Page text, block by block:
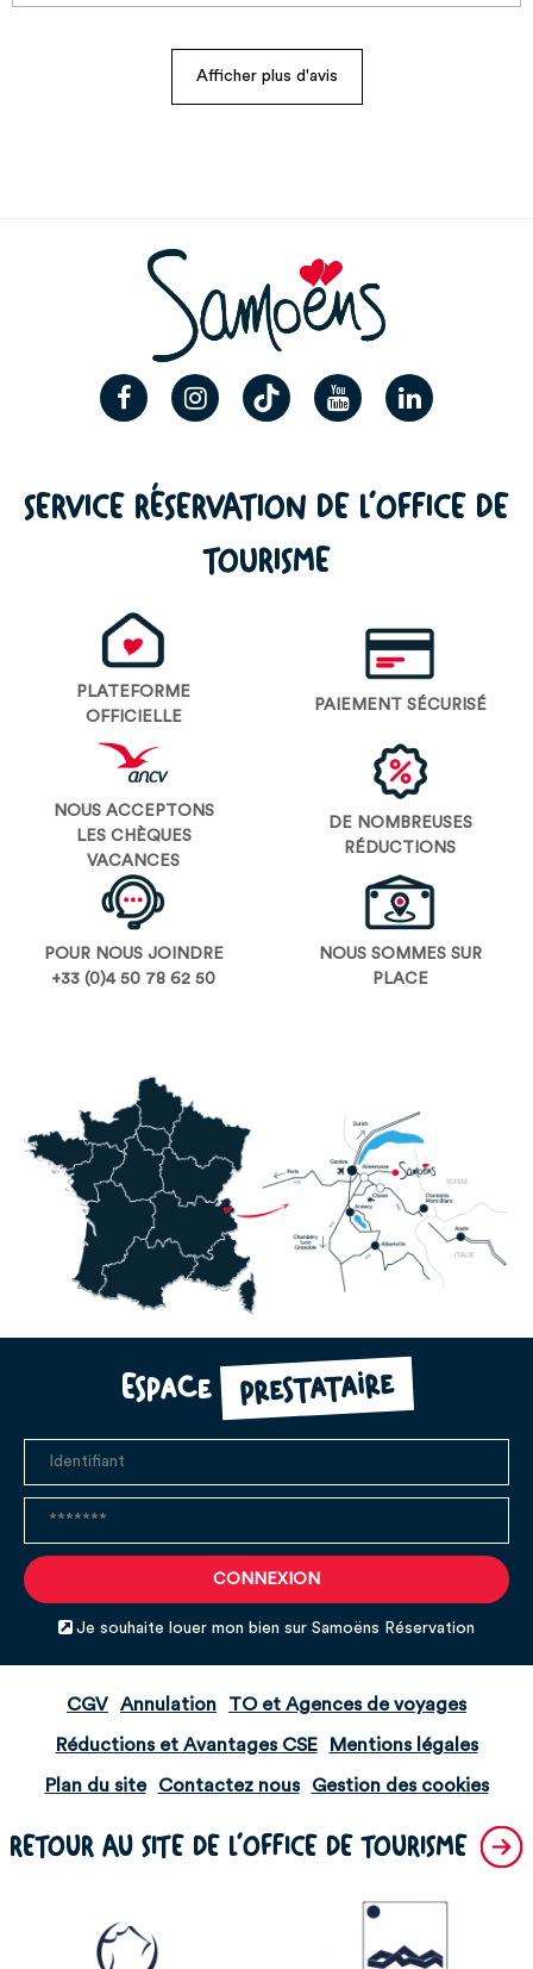
Afficher plus d'avis
SERVICE RÉSERVATION DE L’OFFICE DE
TOURISME
PLATEFORME
OFFICIELLE
PAIEMENT SÉCURISÉ
NOUS ACCEPTONS
LES CHÈQUES
VACANCES
DE NOMBREUSES
RÉDUCTIONS
POUR NOUS JOINDRE
+33 (0)4 50 78 62 50
NOUS SOMMES SUR
PLACE
Espace prestataire
Je souhaite louer mon bien sur Samoëns Réservation
CGV Annulation TO et Agences de voyages
Réductions et Avantages CSE Mentions légales
Plan du site Contactez nous Gestion des cookies
RETOUR AU SITE DE L'OFFICE DE TOURISME